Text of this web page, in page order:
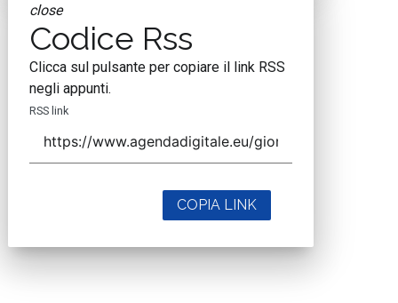
close
Codice Rss
Clicca sul pulsante per copiare il link RSS
negli appunti.
RSS link
COPIA LINK